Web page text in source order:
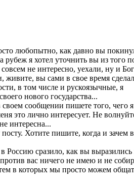
любопытно, как давно вы
я хотел уточнить вы из того
не интересно, уехали, ну и
живите, вы сами в свое время
в том числе и рускоязычные, я
нового государства...
сообщении пишете того, чего
это лично интересует. Не
интересна...
Хотите пишите, когда и зачем
Россию сразило, как вы
вас ничего не имею и не
в которых мы просто можем